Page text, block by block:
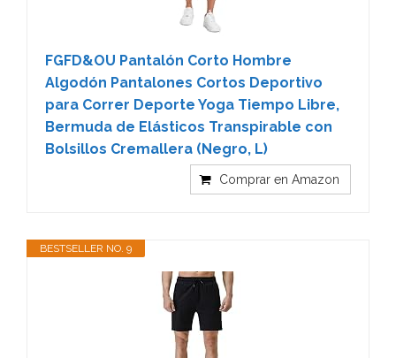
FGFD&OU Pantalón Corto Hombre
Algodón Pantalones Cortos Deportivo
para Correr Deporte Yoga Tiempo Libre,
Bermuda de Elásticos Transpirable con
Bolsillos Cremallera (Negro, L)
Comprar en Amazon
BESTSELLER NO. 9